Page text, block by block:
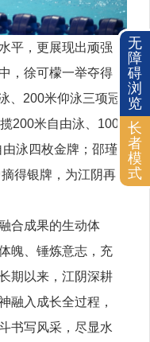
平，更展现出顽强
，徐可檬一举夺得
、200米仰泳三项冠
200米自由泳、100
泳四枚金牌；邵瑾
得银牌，为江阴再
合成果的生动体
魄、锤炼意志，充
期以来，江阴深耕
融入成长全过程，
书写风采，尽显水
无
障
碍
浏
览
长
者
模
式